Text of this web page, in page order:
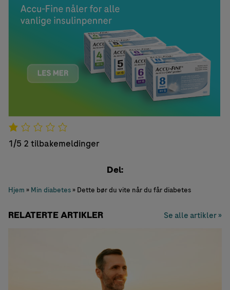
1/5 2 tilbakemeldinger
Del:
Hjem » Min diabetes» Dette bør du vite når du får diabetes
RELATERTE ARTIKLER Se alle artikler »